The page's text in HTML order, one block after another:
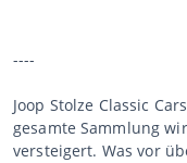
----
Joop Stolze Classic
gesamte Sammlung
versteigert. Was vor